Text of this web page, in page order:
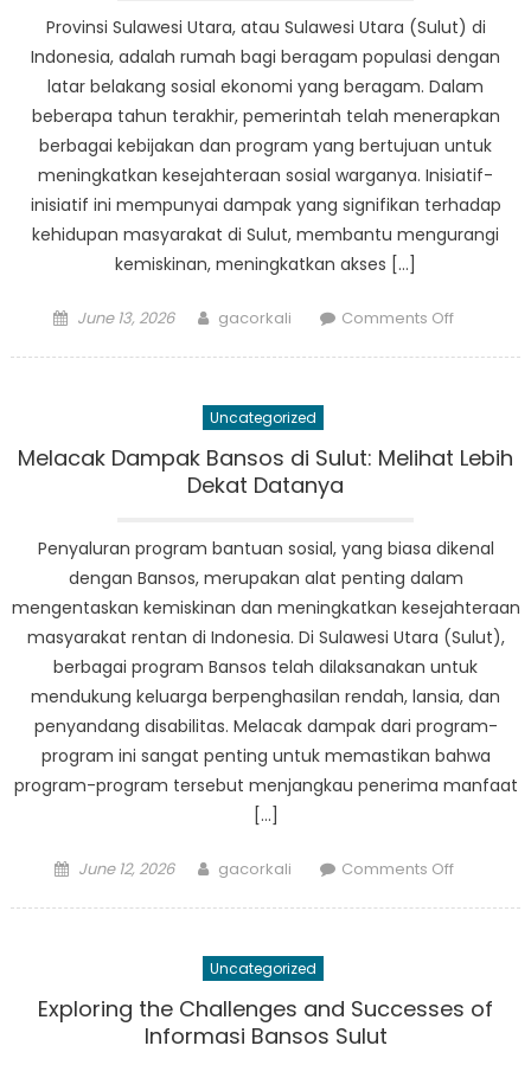
Program
Sosial
Membuat
Provinsi Sulawesi Utara, atau Sulawesi Utara (Sulut) di
Indonesia, adalah rumah bagi beragam populasi dengan
latar belakang sosial ekonomi yang beragam. Dalam
beberapa tahun terakhir, pemerintah telah menerapkan
berbagai kebijakan dan program yang bertujuan untuk
meningkatkan kesejahteraan sosial warganya. Inisiatif-
inisiatif ini mempunyai dampak yang signifikan terhadap
kehidupan masyarakat di Sulut, membantu mengurangi
kemiskinan, meningkatkan akses […]
Posted
June 13, 2026 Author
gacorkali Comments Offon
yang
Sosial
di
Sulut
Uncategorized
Melacak Dampak Bansos di Sulut: Melihat Lebih
Dekat Datanya
Penyaluran program bantuan sosial, yang biasa dikenal
dengan Bansos, merupakan alat penting dalam
mengentaskan kemiskinan dan meningkatkan kesejahteraan
masyarakat rentan di Indonesia. Di Sulawesi Utara (Sulut),
berbagai program Bansos telah dilaksanakan untuk
mendukung keluarga berpenghasilan rendah, lansia, dan
penyandang disabilitas. Melacak dampak dari program-
program ini sangat penting untuk memastikan bahwa
program-program tersebut menjangkau penerima manfaat
[…]
Posted
June 12, 2026 Author
gacorkali Comments Offon
Sulut:
Uncategorized
Exploring the Challenges and Successes of
Informasi Bansos Sulut